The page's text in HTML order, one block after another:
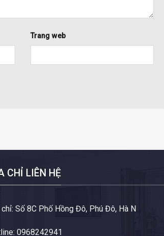
Trang web
CHỈ LIÊN HỆ
Số 8C Phố Hồng Đô, Phú Đô, Hà N
0968242941